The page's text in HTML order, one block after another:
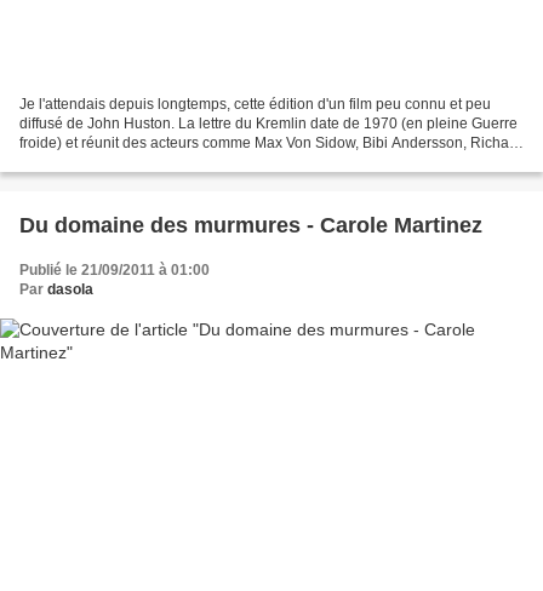
Je l'attendais depuis longtemps, cette édition d'un film peu connu et peu
diffusé de John Huston. La lettre du Kremlin date de 1970 (en pleine Guerre
froide) et réunit des acteurs comme Max Von Sidow, Bibi Andersson, Richard
Du domaine des murmures - Carole Martinez
Publié le 21/09/2011 à 01:00
Par dasola